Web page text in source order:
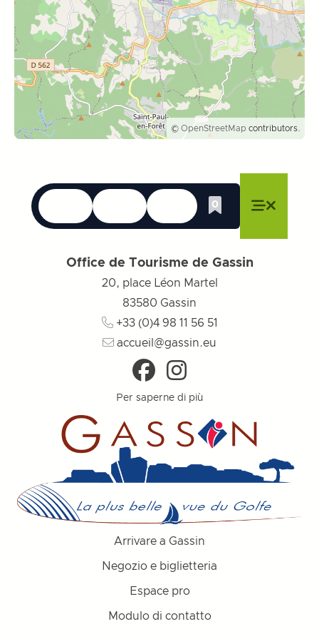
© OpenStreetMap contributors.
Le lingue
Chiudere il menu
Accessibilità
Chiudere il menu
Ricerca
Chiudere il menu
0
Lista dei
Office de Tourisme de Gassin
20, place Léon Martel
83580 Gassin
+33 (0)4 98 11 56 51
accueil@gassin.eu
Per saperne di più
Arrivare a Gassin
Negozio e biglietteria
Espace pro
Modulo di contatto